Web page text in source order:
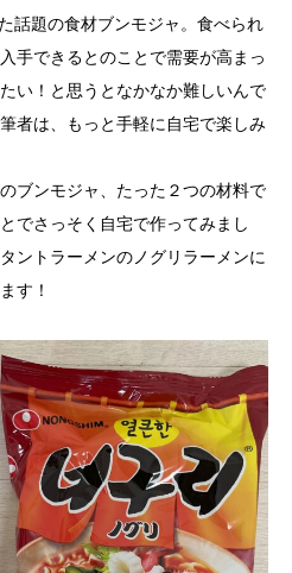
話題の食材ブンモジャ。食べられ
手できるとのことで需要が高まっ
い！と思うとなかなか難しいんで
者は、もっと手軽に自宅で楽しみ
ブンモジャ、たった２つの材料で
でさっそく自宅で作ってみまし
ントラーメンのノグリラーメンに
す！